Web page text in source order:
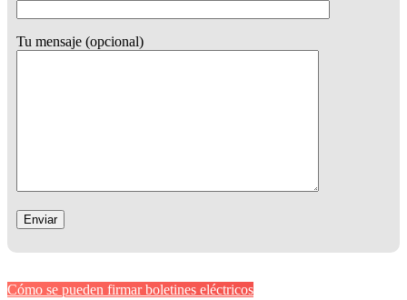
Tu mensaje (opcional)
Cómo se pueden firmar boletines eléctricos